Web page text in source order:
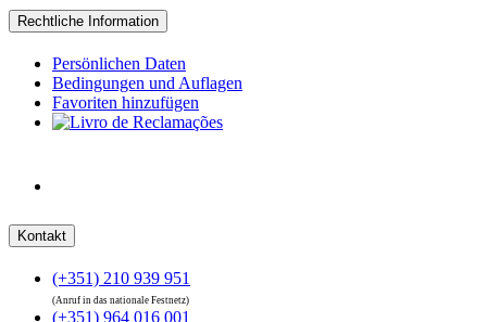
Rechtliche Information
Persönlichen Daten
Bedingungen und Auflagen
Favoriten hinzufügen
Kontakt
(+351) 210 939 951
(Anruf in das nationale Festnetz)
(+351) 964 016 001